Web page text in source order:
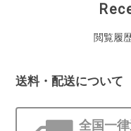
閲覧履
送料・配送について
全国一